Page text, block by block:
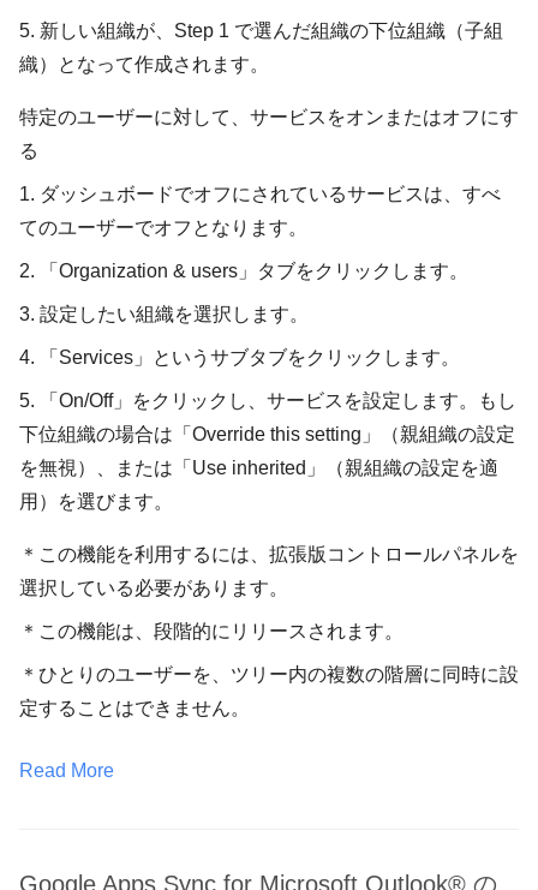
5. 新しい組織が、Step 1 で選んだ組織の下位組織（子組
織）となって作成されます。
特定のユーザーに対して、サービスをオンまたはオフにす
る
1. ダッシュボードでオフにされているサービスは、すべ
てのユーザーでオフとなります。
2. 「Organization & users」タブをクリックします。
3. 設定したい組織を選択します。
4. 「Services」というサブタブをクリックします。
5. 「On/Off」をクリックし、サービスを設定します。もし
下位組織の場合は「Override this setting」（親組織の設定
を無視）、または「Use inherited」（親組織の設定を適
用）を選びます。
＊この機能を利用するには、拡張版コントロールパネルを
選択している必要があります。
＊この機能は、段階的にリリースされます。
＊ひとりのユーザーを、ツリー内の複数の階層に同時に設
定することはできません。
Read More
Google Apps Sync for Microsoft Outlook® の